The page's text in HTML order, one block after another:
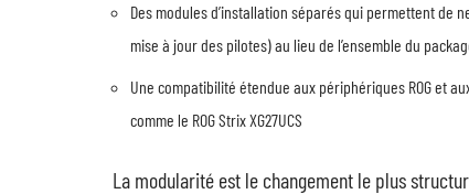
Des modules d’installation séparés qui permettent de
mise à jour des pilotes) au lieu de l’ensemble du
Une compatibilité étendue aux périphériques ROG et
comme le ROG Strix XG27UCS
La modularité est le changement le plus